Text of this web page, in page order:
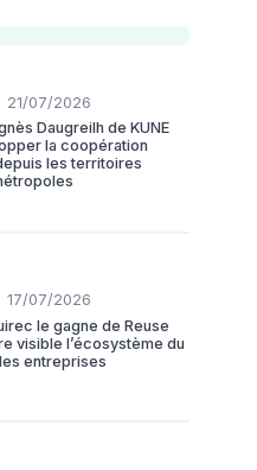
21/07/2026
Daugreilh de KUNE
la coopération
les territoires
17/07/2026
le gagne de Reuse
visible l’écosystème du
entreprises